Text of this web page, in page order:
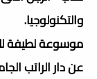
والتكنولوجيا.
عن دار الراتب